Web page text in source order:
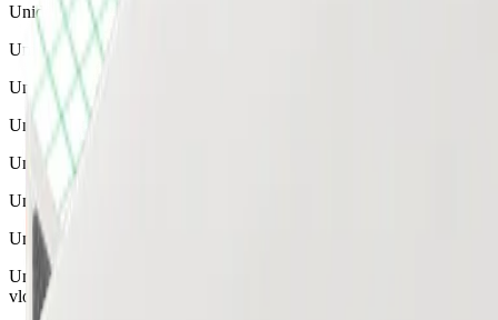
Unidek EPS 60
Unidek EPS isolatieplaten
Unidek EPS 250
Unidek EPS isolatieplaten
Unidek EPS 150
Unidek EPS isolatieplaten
Unidek EPS 100 Sponning
Unidek EPS 100 Sponning vloerisolatie is geschikt voor
vloerverwarming